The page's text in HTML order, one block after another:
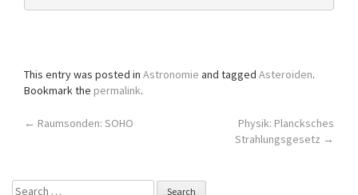
This entry was posted in Astronomie and tagged Asteroiden.
Bookmark the permalink.
Post
← Raumsonden: SOHO
Physik: Plancksches
Strahlungsgesetz →
Search